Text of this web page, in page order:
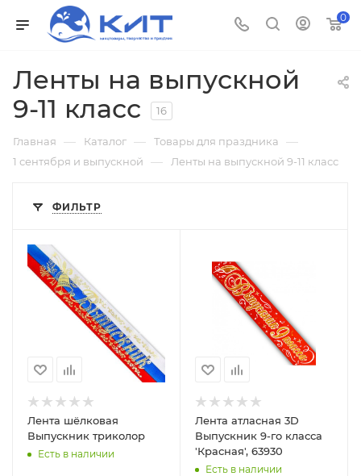
0
Ленты на выпускной
9-11 класс
16
Главная — Каталог — Товары для праздника —
1 сентября и выпускной — Ленты на выпускной 9-11 класс
ФИЛЬТР
Лента шёлковая
Выпускник триколор
Есть в наличии
Лента атласная 3D
Выпускник 9-го класса
'Красная', 63930
Есть в наличии